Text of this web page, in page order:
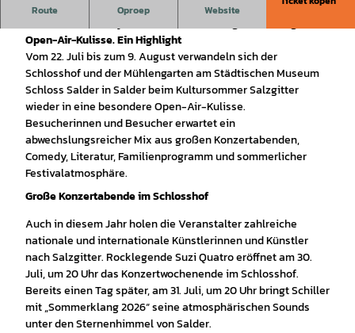
Route Oproep Website
Der Kultursommer im Schloss Salder: Ein bunter Mix aus
Open-Air-Kulisse. Ein Highlight
Vom 22. Juli bis zum 9. August verwandeln sich der
Schlosshof und der Mühlengarten am Städtischen Museum
Schloss Salder in Salder beim Kultursommer Salzgitter
wieder in eine besondere Open-Air-Kulisse.
Besucherinnen und Besucher erwartet ein
abwechslungsreicher Mix aus großen Konzertabenden,
Comedy, Literatur, Familienprogramm und sommerlicher
Festivalatmosphäre.
Große Konzertabende im Schlosshof
Auch in diesem Jahr holen die Veranstalter zahlreiche
nationale und internationale Künstlerinnen und Künstler
nach Salzgitter. Rocklegende Suzi Quatro eröffnet am 30.
Juli, um 20 Uhr das Konzertwochenende im Schlosshof.
Bereits einen Tag später, am 31. Juli, um 20 Uhr bringt Schiller
mit „Sommerklang 2026“ seine atmosphärischen Sounds
unter den Sternenhimmel von Salder.